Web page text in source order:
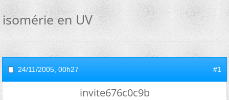
isomérie en UV
24/11/2005, 00h27 #1
invite676c0c9b